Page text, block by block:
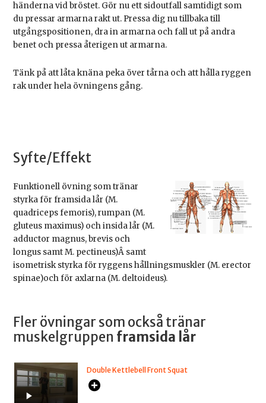
händerna vid bröstet. Gör nu ett sidoutfall samtidigt som
du pressar armarna rakt ut. Pressa dig nu tillbaka till
utgångspositionen, dra in armarna och fall ut på andra
benet och pressa återigen ut armarna.
Tänk på att låta knäna peka över tårna och att hålla ryggen
rak under hela övningens gång.
Syfte/Effekt
Funktionell övning som tränar
styrka för framsida lår (M.
quadriceps femoris), rumpan (M.
gluteus maximus) och insida lår (M.
adductor magnus, brevis och
longus samt M. pectineus)Â samt
isometrisk styrka för ryggens hållningsmuskler (M. erector
spinae)och för axlarna (M. deltoideus).
Fler övningar som också tränar
muskelgruppen framsida lår
Double Kettlebell Front Squat